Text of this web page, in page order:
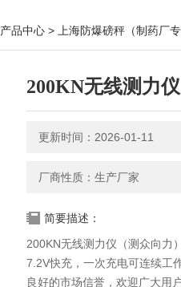
产品中心 > 上海防爆磅秤（制药厂专
200KN无线测力
更新时间：2026-01-11
厂商性质：生产厂家
简要描述：
200KN无线测力仪（测众向力
7.2V快充，一次充电可连续工
良好的市场信誉，欢迎广大用